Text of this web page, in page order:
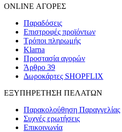
ONLINE ΑΓΟΡΕΣ
Παραδόσεις
Επιστροφές προϊόντων
Τρόποι πληρωμής
Klarna
Προστασία αγορών
Άρθρο 39
Δωροκάρτες SHOPFLIX
ΕΞΥΠΗΡΕΤΗΣΗ ΠΕΛΑΤΩΝ
Παρακολούθηση Παραγγελίας
Συχνές ερωτήσεις
Επικοινωνία